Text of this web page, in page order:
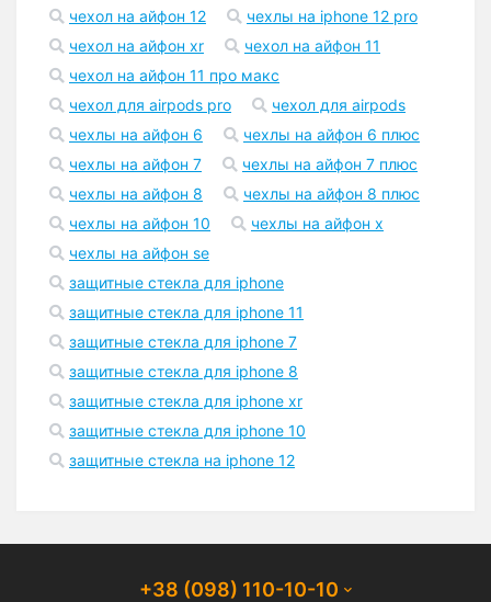
чехол на айфон 12
чехлы на iphone 12 pro
чехол на айфон xr
чехол на айфон 11
чехол на айфон 11 про макс
чехол для airpods pro
чехол для airpods
чехлы на айфон 6
чехлы на айфон 6 плюс
чехлы на айфон 7
чехлы на айфон 7 плюс
чехлы на айфон 8
чехлы на айфон 8 плюс
чехлы на айфон 10
чехлы на айфон x
чехлы на айфон se
защитные стекла для iphone
защитные стекла для iphone 11
защитные стекла для iphone 7
защитные стекла для iphone 8
защитные стекла для iphone xr
защитные стекла для iphone 10
защитные стекла на iphone 12
+38 (098) 110-10-10